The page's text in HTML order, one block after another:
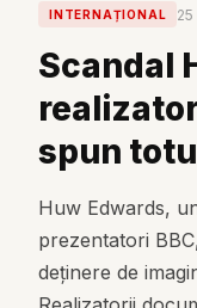
INTERNAȚIONAL
Scandal
spun
Huw Edwards,
prezentatori
deținere de